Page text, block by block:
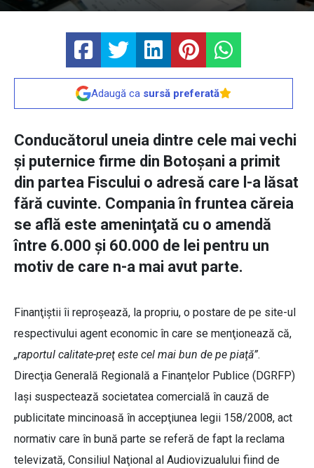
Adaugă ca sursă preferată
Conducătorul uneia dintre cele mai vechi
şi puternice firme din Botoşani a primit
din partea Fiscului o adresă care l-a lăsat
fără cuvinte. Compania în fruntea căreia
se află este ameninţată cu o amendă
între 6.000 şi 60.000 de lei pentru un
motiv de care n-a mai avut parte.
Finanţiştii îi reproşează, la propriu, o postare de pe site-ul
respectivului agent economic în care se menţionează că,
„raportul calitate-preţ este cel mai bun de pe piaţă”.
Direcţia Generală Regională a Finanţelor Publice (DGRFP)
Iaşi suspectează societatea comercială în cauză de
publicitate mincinoasă în accepţiunea legii 158/2008, act
normativ care în bună parte se referă de fapt la reclama
televizată, Consiliul Naţional al Audiovizualului fiind de